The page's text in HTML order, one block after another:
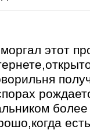
этот
более